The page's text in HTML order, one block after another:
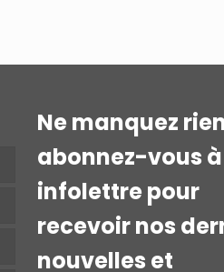
Ne manquez
abonnez-vous
infolettre pour
recevoir nos
nouvelles et